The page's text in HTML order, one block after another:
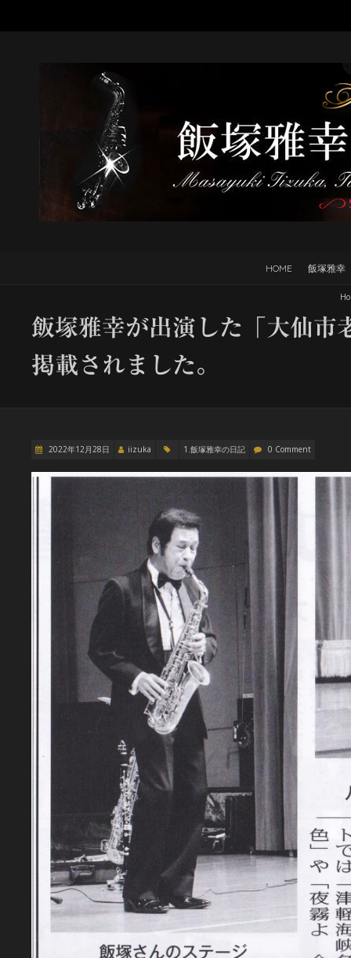
HOME 飯塚雅幸
飯塚雅幸が出演した「大仙市
掲載されました。
2022年12月28日 iizuka 1.飯塚雅幸の日記 0 Comment